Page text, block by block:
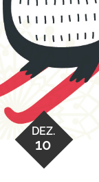
DEZ.
10